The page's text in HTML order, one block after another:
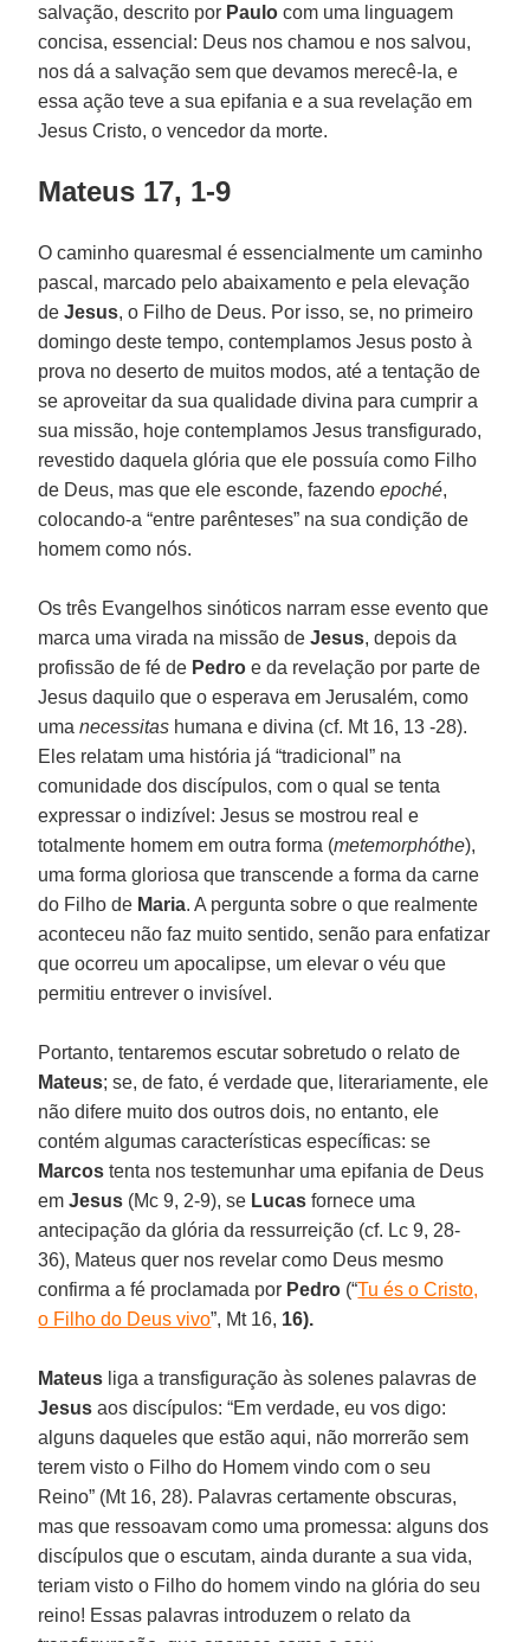
salvação, descrito por Paulo com uma linguagem
concisa, essencial: Deus nos chamou e nos salvou,
nos dá a salvação sem que devamos merecê-la, e
essa ação teve a sua epifania e a sua revelação em
Jesus Cristo, o vencedor da morte.
Mateus 17, 1-9
O caminho quaresmal é essencialmente um caminho
pascal, marcado pelo abaixamento e pela elevação
deJesus, o Filho de Deus. Por isso, se, no primeiro
domingo deste tempo, contemplamos Jesus posto à
prova no deserto de muitos modos, até a tentação de
se aproveitar da sua qualidade divina para cumprir a
sua missão, hoje contemplamos Jesus transfigurado,
revestido daquela glória que ele possuía como Filho
de Deus, mas que ele esconde, fazendoepoché,
colocando-a “entre parênteses” na sua condição de
homem como nós.
Os três Evangelhos sinóticos narram esse evento que
marca uma virada na missão deJesus, depois da
profissão de fé de Pedro e da revelação por parte de
Jesus daquilo que o esperava em Jerusalém, como
umanecessitas humana e divina (cf. Mt 16, 13 -28).
Eles relatam uma história já “tradicional” na
comunidade dos discípulos, com o qual se tenta
expressar o indizível: Jesus se mostrou real e
totalmente homem em outra forma (metemorphóthe),
uma forma gloriosa que transcende a forma da carne
do Filho de Maria. A pergunta sobre o que realmente
aconteceu não faz muito sentido, senão para enfatizar
que ocorreu um apocalipse, um elevar o véu que
permitiu entrever o invisível.
Portanto, tentaremos escutar sobretudo o relato de
Mateus; se, de fato, é verdade que, literariamente, ele
não difere muito dos outros dois, no entanto, ele
contém algumas características específicas: se
Marcos tenta nos testemunhar uma epifania de Deus
emJesus (Mc 9, 2-9), se Lucas fornece uma
antecipação da glória da ressurreição (cf. Lc 9, 28-
36), Mateus quer nos revelar como Deus mesmo
confirma a fé proclamada por Pedro (“Tu és o Cristo,
o Filho do Deus vivo”, Mt 16, 16).
Mateus liga a transfiguração às solenes palavras de
Jesus aos discípulos: “Em verdade, eu vos digo:
alguns daqueles que estão aqui, não morrerão sem
terem visto o Filho do Homem vindo com o seu
Reino” (Mt 16, 28). Palavras certamente obscuras,
mas que ressoavam como uma promessa: alguns dos
discípulos que o escutam, ainda durante a sua vida,
teriam visto o Filho do homem vindo na glória do seu
reino! Essas palavras introduzem o relato da